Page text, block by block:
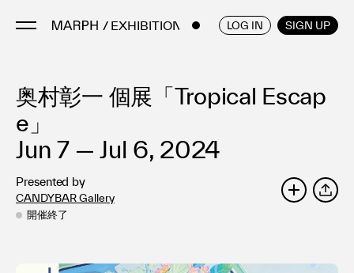
/ EXHIBITIONS LOG IN SIGN UP
Artists
Galleries & Museums
Exhibitions
Art Fairs & Events
Press Releases
ENGLISH / JAPANESE
奥村彰一 個展「Tropical Escap
e」
Jun 7 — Jul 6, 2024
Presented by
CANDYBAR Gallery
開催終了